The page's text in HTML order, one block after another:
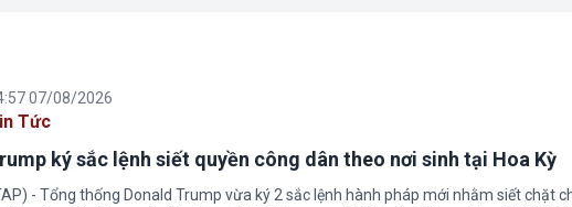
07/08/2026
Tức
ký sắc lệnh siết quyền công dân theo nơi sinh tại Hoa Kỳ
- Tổng thống Donald Trump vừa ký 2 sắc lệnh hành pháp mới nhằm siết chặt